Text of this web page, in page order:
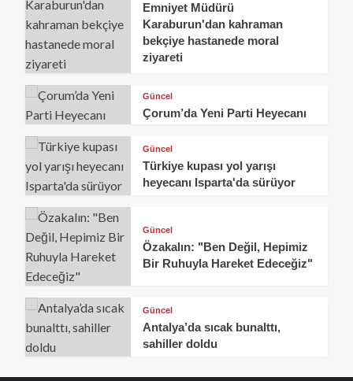
Emniyet Müdürü
Karaburun'dan kahraman
bekçiye hastanede moral
ziyareti
Güncel
Çorum’da Yeni Parti Heyecanı
Güncel
Türkiye kupası yol yarışı
heyecanı Isparta'da sürüyor
Güncel
Özakalın: "Ben Değil, Hepimiz
Bir Ruhuyla Hareket Edeceğiz"
Güncel
Antalya’da sıcak bunalttı,
sahiller doldu